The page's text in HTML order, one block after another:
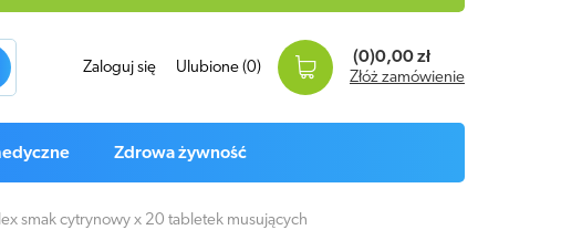
Zaloguj się Ulubione (0)
(0)0,00 zł
Złóż zamówienie
Zdrowa żywność
smak cytrynowy x 20 tabletek musujących